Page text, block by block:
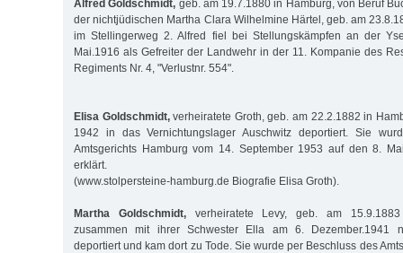
Alfred Goldschmidt, geb. am 19.7.1880 in Hamburg, von Beruf
der nichtjüdischen Martha Clara Wilhelmine Härtel, geb. am
im Stellingerweg 2. Alfred fiel bei Stellungskämpfen an der
Mai.1916 als Gefreiter der Landwehr in der 11. Kompanie des
Regiments Nr. 4, "Verlustnr. 554".
Elisa Goldschmidt,verheiratete Groth, geb. am 22.2.1882 in
1942 in das Vernichtungslager Auschwitz deportiert. Sie
Amtsgerichts Hamburg vom 14. September 1953 auf den 8.
erklärt.
(www.stolpersteine-hamburg.de Biografie Elisa Groth).
Martha Goldschmidt,verheiratete Levy, geb. am
zusammen mit ihrer Schwester Ella am 6. Dezember.1941
deportiert und kam dort zu Tode. Sie wurde per Beschluss des